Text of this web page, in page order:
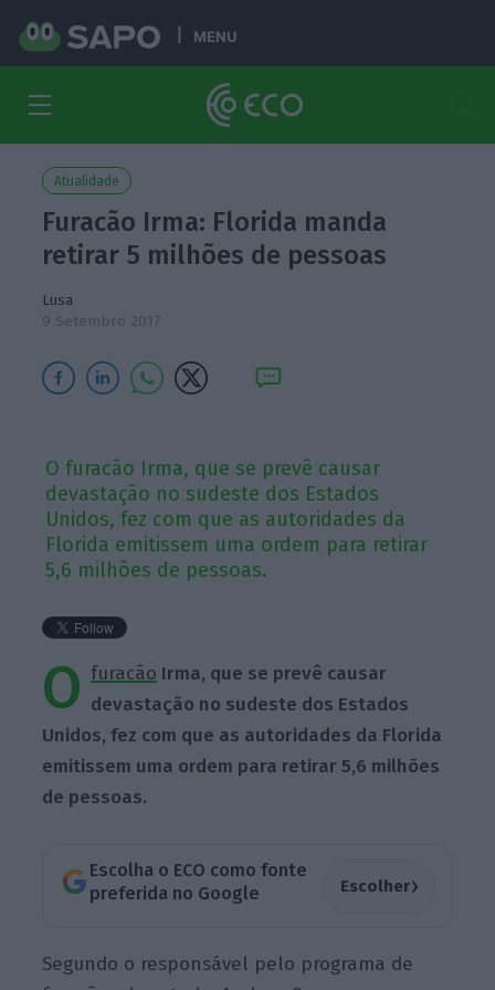
MENU
Atualidade
Furacão Irma: Florida manda
retirar 5 milhões de pessoas
Lusa
9 Setembro 2017
O furacão Irma, que se prevê causar
devastação no sudeste dos Estados
Unidos, fez com que as autoridades da
Florida emitissem uma ordem para retirar
5,6 milhões de pessoas.
O furacão Irma, que se prevê causar
devastação no sudeste dos Estados
Unidos, fez com que as autoridades da Florida
emitissem uma ordem para retirar 5,6 milhões
de pessoas.
Escolha o ECO como fonte
preferida no Google
Escolher›
Segundo o responsável pelo programa de